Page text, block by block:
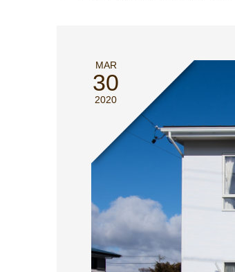
MAR
30
2020